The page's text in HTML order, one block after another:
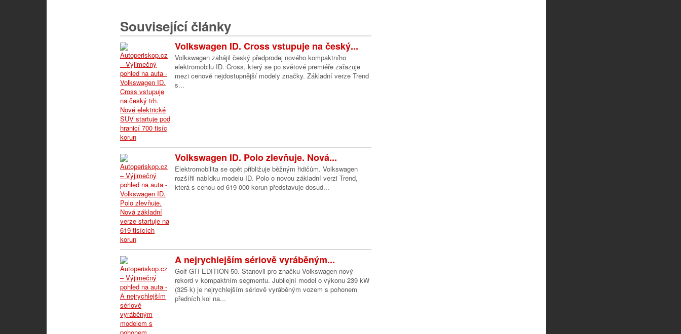
Související články
Volkswagen ID. Cross vstupuje na český...
Volkswagen zahájil český předprodej nového kompaktního
elektromobilu ID. Cross, který se po světové premiéře zařazuje
mezi cenově nejdostupnější modely značky. Základní verze Trend
s...
Volkswagen ID. Polo zlevňuje. Nová...
Elektromobilita se opět přibližuje běžným řidičům. Volkswagen
rozšířil nabídku modelu ID. Polo o novou základní verzi Trend,
která s cenou od 619 000 korun představuje dosud...
A nejrychlejším sériově vyráběným...
Golf GTI EDITION 50. Stanovil pro značku Volkswagen nový
rekord v kompaktním segmentu. Jubilejní model o výkonu 239 kW
(325 k) je nejrychlejším sériově vyráběným vozem s pohonem
předních kol na...